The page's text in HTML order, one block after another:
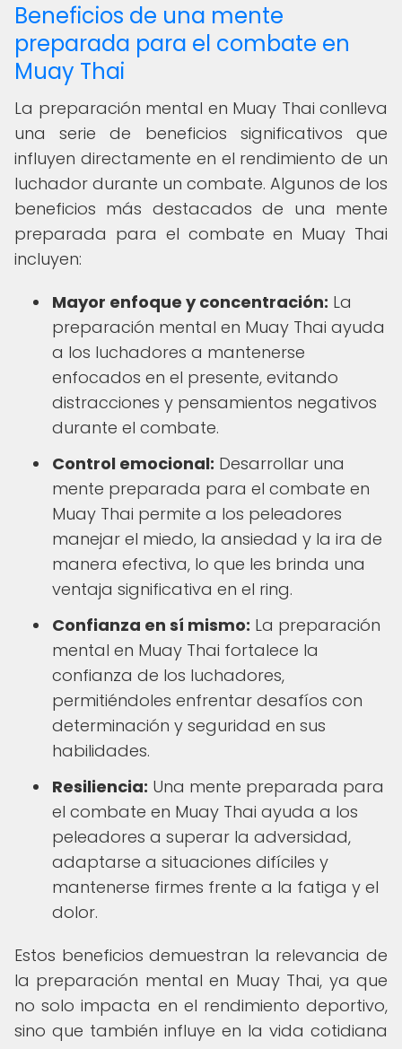
Beneficios de una mente
preparada para el combate en
Muay Thai
La preparación mental en Muay Thai conlleva
una serie de beneficios significativos que
influyen directamente en el rendimiento de un
luchador durante un combate. Algunos de los
beneficios más destacados de una mente
preparada para el combate en Muay Thai
incluyen:
Mayor enfoque y concentración: La
preparación mental en Muay Thai ayuda
a los luchadores a mantenerse
enfocados en el presente, evitando
distracciones y pensamientos negativos
durante el combate.
Control emocional: Desarrollar una
mente preparada para el combate en
Muay Thai permite a los peleadores
manejar el miedo, la ansiedad y la ira de
manera efectiva, lo que les brinda una
ventaja significativa en el ring.
Confianza en sí mismo: La preparación
mental en Muay Thai fortalece la
confianza de los luchadores,
permitiéndoles enfrentar desafíos con
determinación y seguridad en sus
habilidades.
Resiliencia: Una mente preparada para
el combate en Muay Thai ayuda a los
peleadores a superar la adversidad,
adaptarse a situaciones difíciles y
mantenerse firmes frente a la fatiga y el
dolor.
Estos beneficios demuestran la relevancia de
la preparación mental en Muay Thai, ya que
no solo impacta en el rendimiento deportivo,
sino que también influye en la vida cotidiana